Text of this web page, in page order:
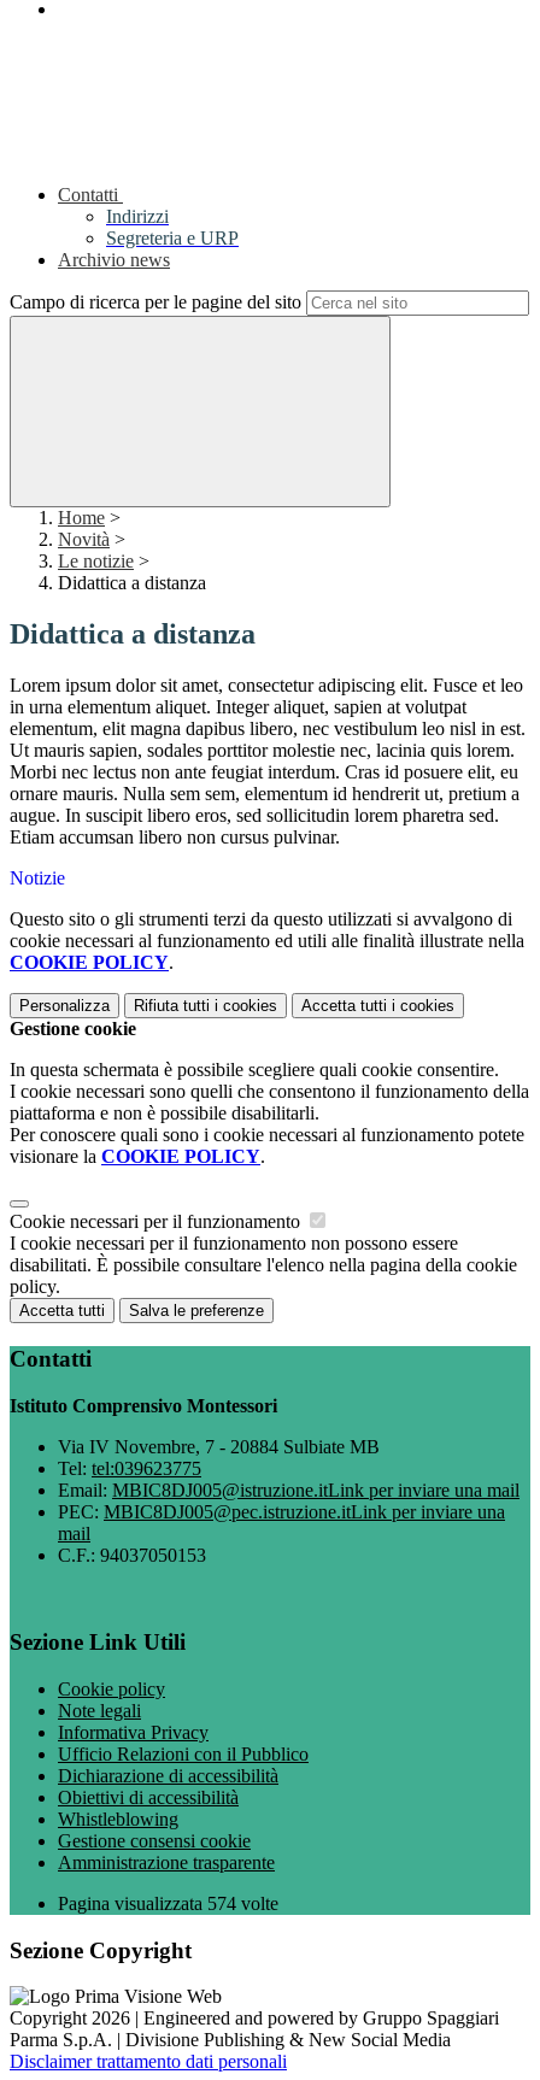
Contatti
Indirizzi
Segreteria e URP
Archivio news
Campo di ricerca per le pagine del sito
Home >
Novità >
Le notizie >
Didattica a distanza
Didattica a distanza
Lorem ipsum dolor sit amet, consectetur adipiscing elit. Fusce et leo
in urna elementum aliquet. Integer aliquet, sapien at volutpat
elementum, elit magna dapibus libero, nec vestibulum leo nisl in est.
Ut mauris sapien, sodales porttitor molestie nec, lacinia quis lorem.
Morbi nec lectus non ante feugiat interdum. Cras id posuere elit, eu
ornare mauris. Nulla sem sem, elementum id hendrerit ut, pretium a
augue. In suscipit libero eros, sed sollicitudin lorem pharetra sed.
Etiam accumsan libero non cursus pulvinar.
Notizie
Questo sito o gli strumenti terzi da questo utilizzati si avvalgono di
cookie necessari al funzionamento ed utili alle finalità illustrate nella
COOKIE POLICY.
Personalizza Rifiuta tutti i cookies Accetta tutti i cookies
Gestione cookie
In questa schermata è possibile scegliere quali cookie consentire.
I cookie necessari sono quelli che consentono il funzionamento della
piattaforma e non è possibile disabilitarli.
Per conoscere quali sono i cookie necessari al funzionamento potete
visionare la COOKIE POLICY.
Cookie necessari per il funzionamento
I cookie necessari per il funzionamento non possono essere
disabilitati. È possibile consultare l'elenco nella pagina della cookie
policy.
Accetta tutti Salva le preferenze
Contatti
Istituto Comprensivo Montessori
Via IV Novembre, 7 - 20884 Sulbiate MB
Tel: tel:039623775
Email: MBIC8DJ005@istruzione.itLink per inviare una mail
PEC: MBIC8DJ005@pec.istruzione.itLink per inviare una
mail
C.F.: 94037050153
Sezione Link Utili
Cookie policy
Note legali
Informativa Privacy
Ufficio Relazioni con il Pubblico
Dichiarazione di accessibilità
Obiettivi di accessibilità
Whistleblowing
Gestione consensi cookie
Amministrazione trasparente
Pagina visualizzata 574 volte
Sezione Copyright
Copyright 2026 | Engineered and powered by Gruppo Spaggiari
Parma S.p.A. | Divisione Publishing & New Social Media
Disclaimer trattamento dati personali